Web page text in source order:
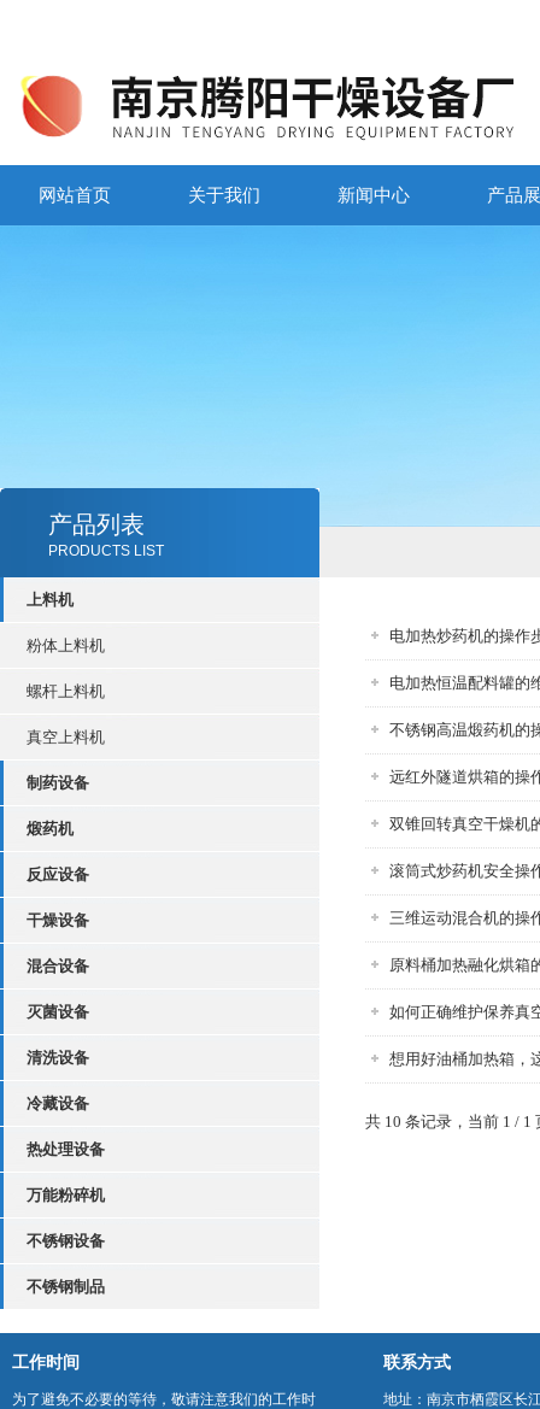
网站首页 关于我们 新闻中心 产品
产品列表
PRODUCTS LIST
上料机
粉体上料机
螺杆上料机
真空上料机
制药设备
煅药机
反应设备
干燥设备
混合设备
灭菌设备
清洗设备
冷藏设备
热处理设备
万能粉碎机
不锈钢设备
不锈钢制品
电加热炒药机的操作
电加热恒温配料罐的
不锈钢高温煅药机的
远红外隧道烘箱的操
双锥回转真空干燥机
滚筒式炒药机安全操
三维运动混合机的操
原料桶加热融化烘箱
如何正确维护保养真
想用好油桶加热箱，
共 10 条记录，当前 1 /
工作时间
为了避免不必要的等待，敬请注意我们的工作时
联系方式
地址：南京市栖霞区长